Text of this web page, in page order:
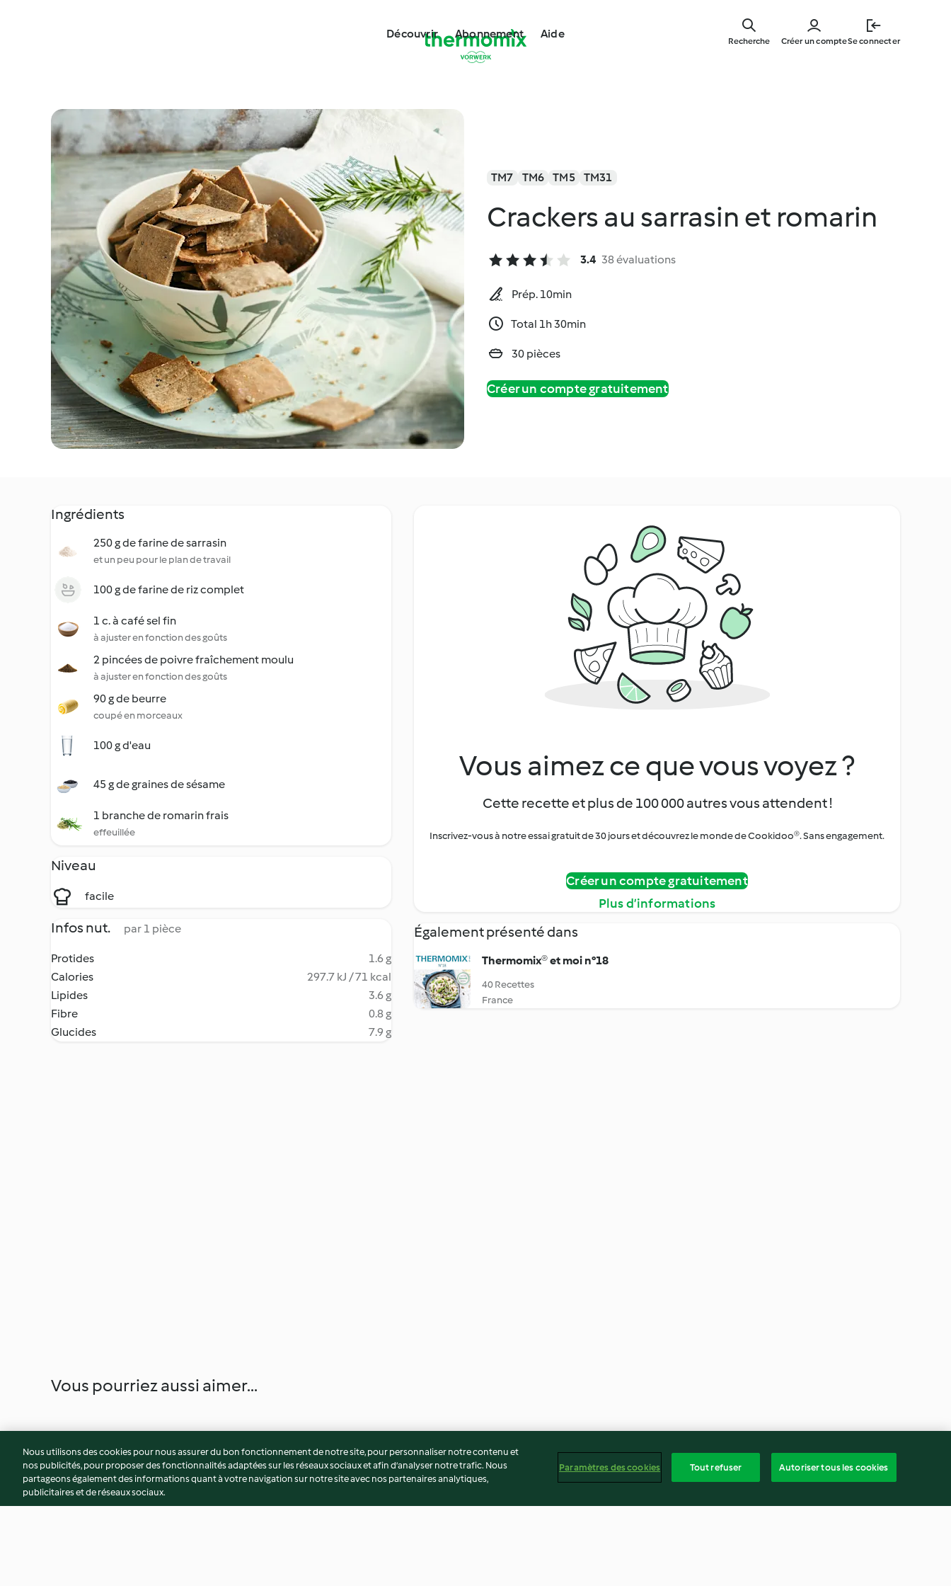
main
Découvrir Abonnement Aide
Créer un compteSe connecter
Recherche
TM7 TM6 TM5 TM31
Crackers au sarrasin et romarin
3.4 38 évaluations
Prép. 10min
Total 1h 30min
30 pièces
Créer un compte gratuitement
Ingrédients
250 g de farine de sarrasin
et un peu pour le plan de travail
100 g de farine de riz complet
1 c. à café sel fin
à ajuster en fonction des goûts
2 pincées de poivre fraîchement moulu
à ajuster en fonction des goûts
90 g de beurre
coupé en morceaux
100 g d'eau
45 g de graines de sésame
1 branche de romarin frais
effeuillée
Niveau
facile
Infos nut. par 1 pièce
Protides
1.6 g
Calories
297.7 kJ / 71 kcal
Lipides
3.6 g
Fibre
0.8 g
Glucides
7.9 g
Vous aimez ce que vous voyez ?
Cette recette et plus de 100 000 autres vous attendent !
Inscrivez-vous à notre essai gratuit de 30 jours et découvrez le monde de Cookidoo®. Sans engagement.
Créer un compte gratuitement
Plus d’informations
Également présenté dans
Thermomix® et moi n°18
40 Recettes
France
Vous pourriez aussi aimer...
Nous utilisons des cookies pour nous assurer du bon fonctionnement de notre site, pour personnaliser notre contenu et
nos publicités, pour proposer des fonctionnalités adaptées sur les réseaux sociaux et afin d’analyser notre trafic. Nous
partageons également des informations quant à votre navigation sur notre site avec nos partenaires analytiques,
publicitaires et de réseaux sociaux.
Paramètres des cookies Tout refuser Autoriser tous les cookies